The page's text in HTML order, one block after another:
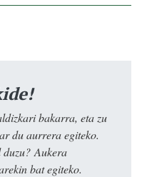
bakarra, eta zu
du aurrera egiteko.
Aukera
bat egiteko.